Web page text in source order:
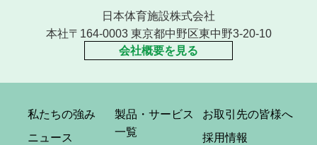
日本体育施設株式会社
本社〒164-0003 東京都中野区東中野3-20-10
会社概要を見る
私たちの強み
ニュース
製品・サービス
一覧
お取引先の皆様へ
採用情報